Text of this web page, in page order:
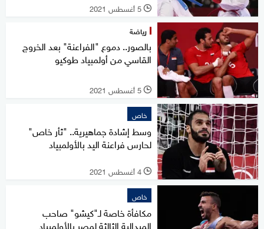
l 5 أغسطس 2021
رياضة
بالصور.. دموع "الفراعنة" بعد الخروج
القاسي من أولمبياد طوكيو
l 5 أغسطس 2021
خاص
وسط إشادة جماهيرية.. "ثأر خاص"
لحارس فراعنة اليد بالأولمبياد
l 4 أغسطس 2021
خاص
مكافأة خاصة لـ"كيشو" صاحب
الميدالية الثالثة لمصر بالأولمبياد